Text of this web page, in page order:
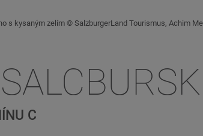
s kysaným zelím © SalzburgerLand Tourismus, Achim
C